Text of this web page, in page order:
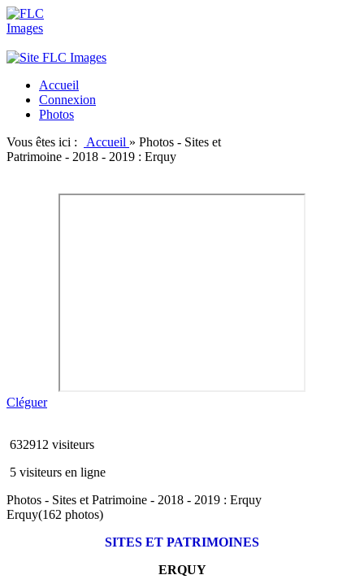
Accueil
Connexion
Photos
Vous êtes ici :
Accueil » Photos - Sites et
Patrimoine - 2018 - 2019 : Erquy
Cléguer
632912 visiteurs
5 visiteurs en ligne
Photos - Sites et Patrimoine - 2018 - 2019 : Erquy
Erquy(162 photos)
SITES ET PATRIMOINES
ERQUY